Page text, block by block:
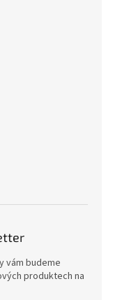
vám budeme
produktech na